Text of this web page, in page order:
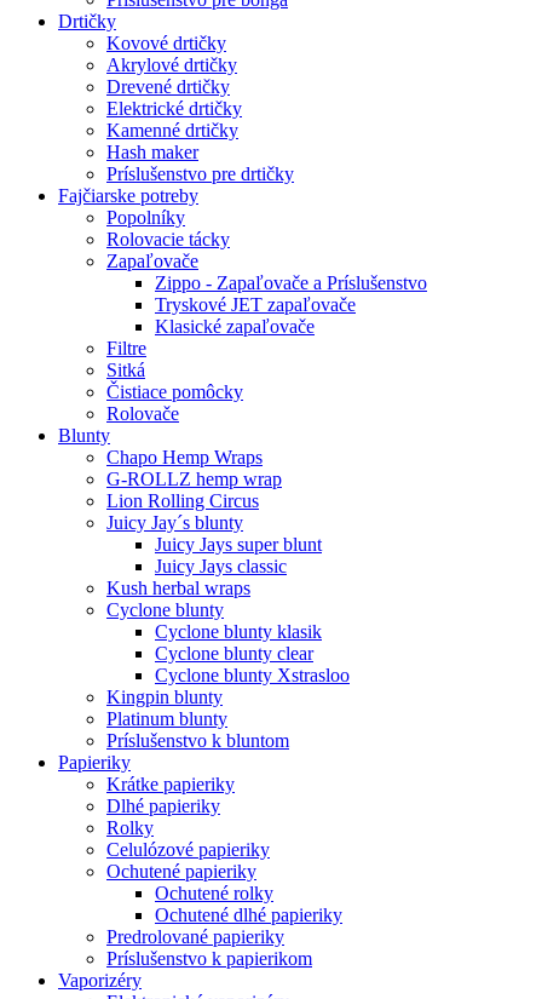
Drtičky
Kovové drtičky
Akrylové drtičky
Drevené drtičky
Elektrické drtičky
Kamenné drtičky
Hash maker
Príslušenstvo pre drtičky
Fajčiarske potreby
Popolníky
Rolovacie tácky
Zapaľovače
Zippo - Zapaľovače a Príslušenstvo
Tryskové JET zapaľovače
Klasické zapaľovače
Filtre
Sitká
Čistiace pomôcky
Rolovače
Blunty
Chapo Hemp Wraps
G-ROLLZ hemp wrap
Lion Rolling Circus
Juicy Jay´s blunty
Juicy Jays super blunt
Juicy Jays classic
Kush herbal wraps
Cyclone blunty
Cyclone blunty klasik
Cyclone blunty clear
Cyclone blunty Xstrasloo
Kingpin blunty
Platinum blunty
Príslušenstvo k bluntom
Papieriky
Krátke papieriky
Dlhé papieriky
Rolky
Celulózové papieriky
Ochutené papieriky
Ochutené rolky
Ochutené dlhé papieriky
Predrolované papieriky
Príslušenstvo k papierikom
Vaporizéry